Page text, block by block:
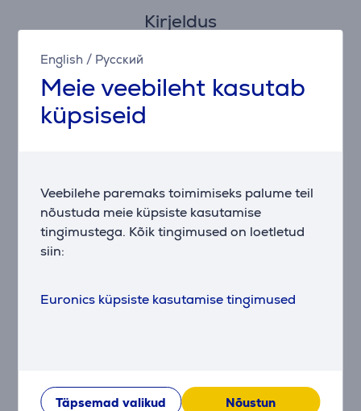
English / Русский
Meie veebileht kasutab
küpsiseid
Veebilehe paremaks toimimiseks palume teil
nõustuda meie küpsiste kasutamise
tingimustega. Kõik tingimused on loetletud
siin:
Euronics küpsiste kasutamise tingimused
Täpsemad valikud Nõustun
Kirjeldus
Lagoonist joomine on lapsemäng, ning Lagooni
lastepudeliga see nii ongi. Sinu väiksed võrukaelad
saavad mängida kogu päeva, aeg-ajalt oma
veepudelist rüübates. Tilaga kaas tagab lihtsa
joomiselamuse ja tänu nutikale kujule on lapsed
lihtsalt masinasse!